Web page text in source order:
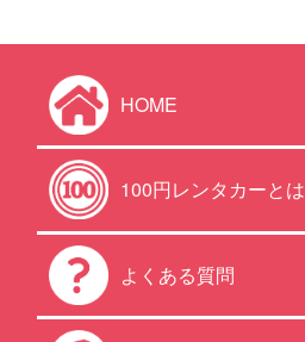
HOME
100円レンタカーとは
よくある質問